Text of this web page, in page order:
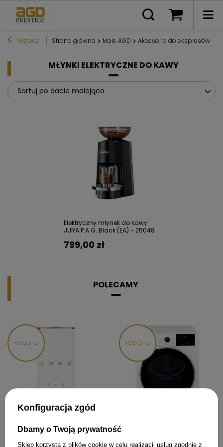
Wstecz Strona główna Małe AGD Akcesoria do ekspresów
MŁYNKI ELEKTRYCZNE DO KAWY
Sortuj po dacie malejąco
Elektryczny młynek do kawy
JURA P.A.G. Black (EA) - 25048
799,00 zł
POLECAMY
100,01 zł
Spieniacze do mleka
MFF02WHMEU - SMEG
927,01 zł
Suszarka wolnostojąca 8kg
SMEG DNP09SEBIN Steam LED
Konfiguracja zgód
Dbamy o Twoją prywatność
Sklep korzysta z plików cookie w celu realizacji usług zgodnie z